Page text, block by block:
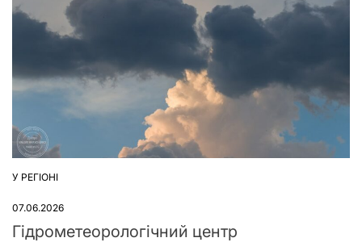
ОПУБЛІКУВАТИ
У РЕГІОНІ
07.06.2026
Гідрометеорологічний центр